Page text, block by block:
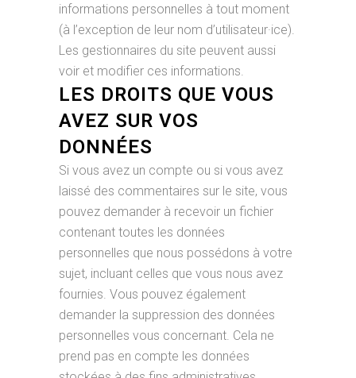
informations personnelles à tout moment
(à l’exception de leur nom d’utilisateur·ice).
Les gestionnaires du site peuvent aussi
voir et modifier ces informations.
LES DROITS QUE VOUS
AVEZ SUR VOS
DONNÉES
Si vous avez un compte ou si vous avez
laissé des commentaires sur le site, vous
pouvez demander à recevoir un fichier
contenant toutes les données
personnelles que nous possédons à votre
sujet, incluant celles que vous nous avez
fournies. Vous pouvez également
demander la suppression des données
personnelles vous concernant. Cela ne
prend pas en compte les données